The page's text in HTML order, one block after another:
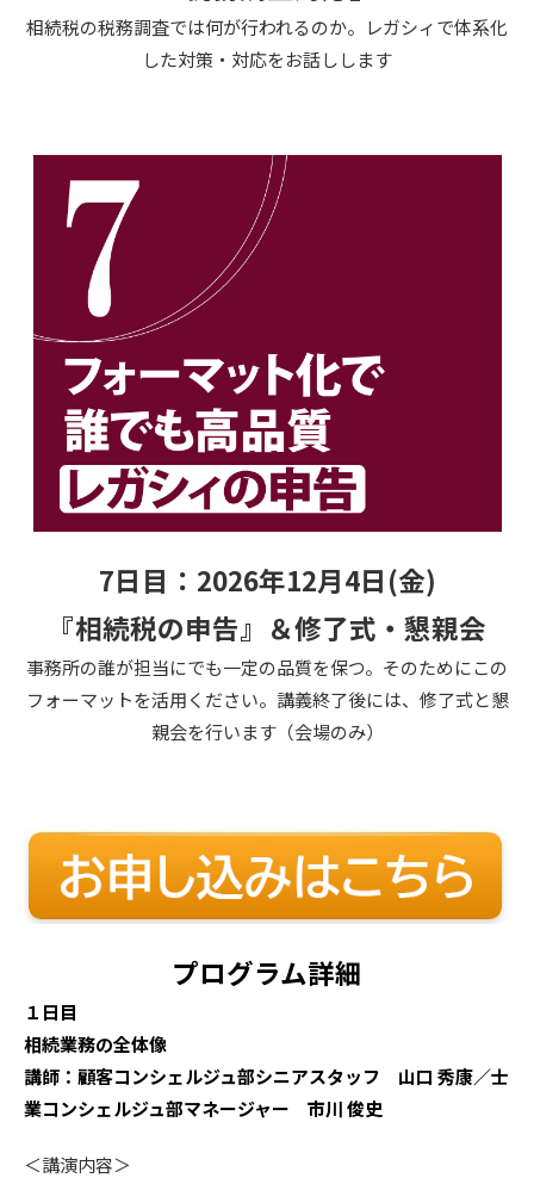
相続税の税務調査では何が行われるのか。レガシィで体系化
した対策・対応をお話しします
7日目：2026年12月4日(金)
『相続税の申告』＆修了式・懇親会
事務所の誰が担当にでも一定の品質を保つ。そのためにこの
フォーマットを活用ください。講義終了後には、修了式と懇
親会を行います（会場のみ）
プログラム詳細
１日目
相続業務の全体像
講師：顧客コンシェルジュ部シニアスタッフ 山口 秀康／士
業コンシェルジュ部マネージャー 市川 俊史
＜講演内容＞